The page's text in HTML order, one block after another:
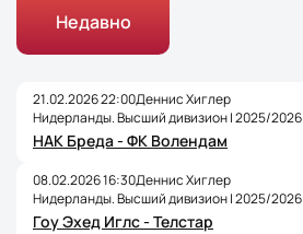
Недавно
21.02.2026 22:00Деннис Хиглер
Нидерланды. Высший дивизион | 2025/2026
НАК Бреда - ФК Волендам
08.02.2026 16:30Деннис Хиглер
Нидерланды. Высший дивизион | 2025/2026
Гоу Эхед Иглс - Телстар